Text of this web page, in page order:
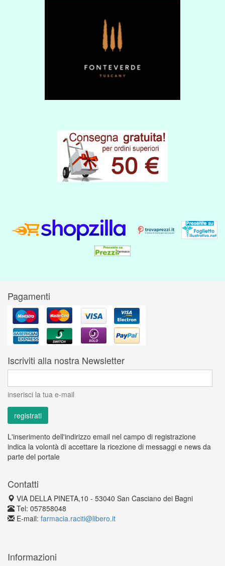
Pagamenti
Iscriviti alla nostra Newsletter
inserisci la tua e-mail
L'inserimento dell'indirizzo email nel campo di registrazione
indica la volontà di accettare la ricezione di messaggi e news da
parte del portale
Contatti
VIA DELLA PINETA,10 - 53040 San Casciano dei Bagni
Tel: 057858048
E-mail: farmacia.raciti@libero.it
Informazioni